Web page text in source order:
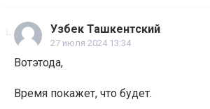
Узбек Ташкентский
27 июля 2024 13:34
Вотэтода,
Время покажет, что будет.